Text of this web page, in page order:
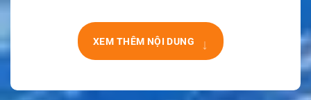
XEM THÊM NỘI DUNG ↓